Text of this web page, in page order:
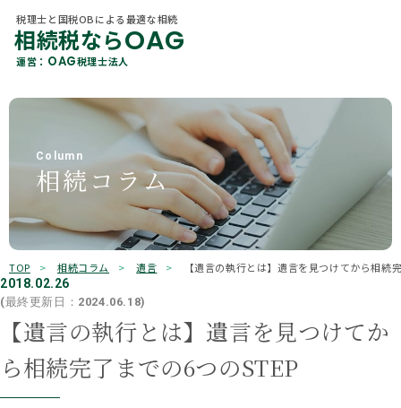
税理士と国税OBによる最適な相続
相続税ならOAG
運営： OAG税理士法人
税理士と国税OBによる最適な相続
相続税ならOAG
各種相続サービス
相続コラム
お客様の声
よくあるご質問
OAGを知る
相続ガイド
カテゴリ 一覧
すべて
贈与
相続税
相続手続き
遺言
相続
不動産
保険
贈与税
所得税
有価証券
キーワード検索
当社概要
Member
税理士紹介
Office Information
事務所一覧
Why Choose Us
選ばれる理由
Column
相続コラム
TOP 相続コラム 遺言
【遺言の執行とは】遺言を見つけてから相続
2018.02.26
(最終更新日：2024.06.18)
【遺言の執行とは】遺言を見つけてか
ら相続完了までの6つのSTEP